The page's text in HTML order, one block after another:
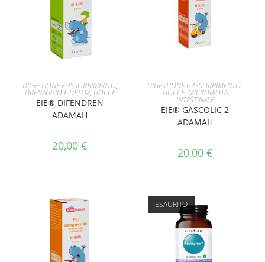
AGGIUNGI AL CARRELLO
DIGESTIONE E ASSORBIMENTO,
DRENAGGIO E DETOX, GOCCE
EIE® DIFENDREN
ADAMAH
20,00€
AGGIUNGI AL CARRELLO
DIGESTIONE E ASSORBIMENTO,
GOCCE, MICROBIOTA
INTESTINALE
EIE® GASCOLIC 2
ADAMAH
20,00 €
ESAURITO